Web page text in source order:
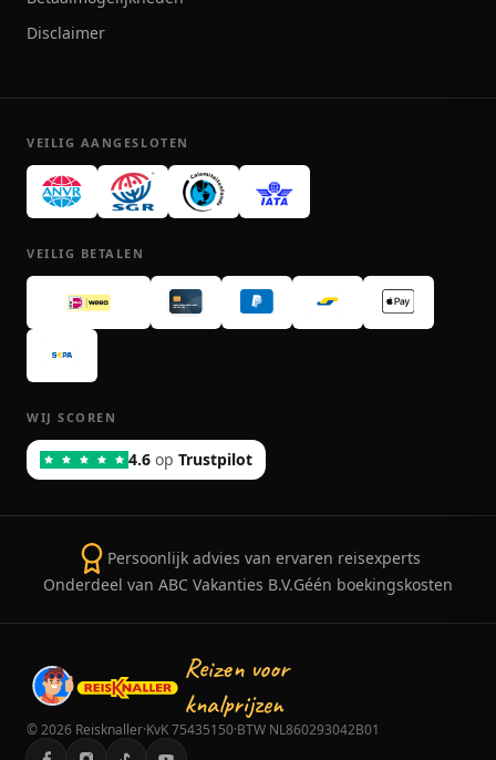
Disclaimer
VEILIG AANGESLOTEN
VEILIG BETALEN
WIJ SCOREN
4.6 op Trustpilot
Persoonlijk advies van ervaren reisexperts
Onderdeel van ABC Vakanties B.V.Géén boekingskosten
Reizen voor
knalprijzen
©2026 Reisknaller·KvK 75435150·BTW NL860293042B01